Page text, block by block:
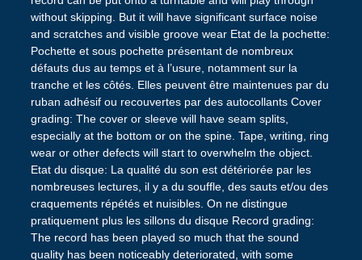
without skipping. But it will have significant surface noise
and scratches and visible groove wear Etat de la pochette:
Pochette et sous pochette présentant de nombreux
défauts dus au temps et à l’usure, notamment sur la
tranche et les côtés. Elles peuvent être maintenues par du
ruban adhésif ou recouvertes par des autocollants Cover
grading: The cover or sleeve will have seam splits,
especially at the bottom or on the spine. Tape, writing, ring
wear or other defects will start to overwhelm the object.
Etat du disque: La qualité du son est détériorée par les
nombreuses lectures, il y a du souffle, des sauts et/ou des
craquements répétés et nuisibles. On ne distingue
pratiquement plus les sillons du disque Record grading:
The record has been played so much that the sound
quality has been noticeably deteriorated, with some